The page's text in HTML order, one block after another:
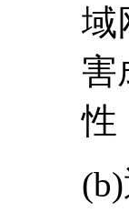
域
害
性